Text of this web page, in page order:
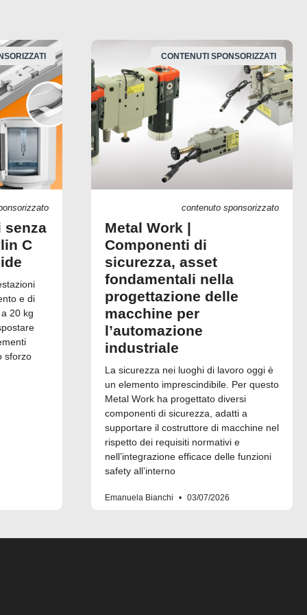
senza
C
e di
20 kg
sforzo
CONTENUTI SPONSORIZZATI
contenuto sponsorizzato
Metal Work |
Componenti di
sicurezza, asset
fondamentali nella
progettazione delle
macchine per
l’automazione
industriale
La sicurezza nei luoghi di lavoro oggi è
un elemento imprescindibile. Per questo
Metal Work ha progettato diversi
componenti di sicurezza, adatti a
supportare il costruttore di macchine nel
rispetto dei requisiti normativi e
nell’integrazione efficace delle funzioni
safety all’interno
Emanuela Bianchi 03/07/2026